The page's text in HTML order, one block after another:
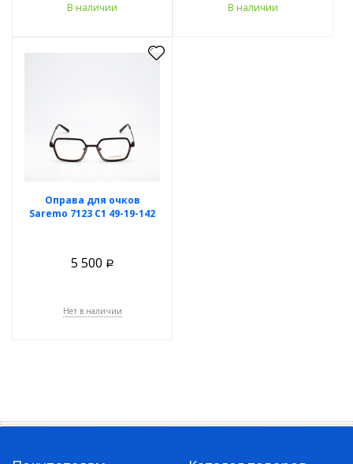
В наличии В наличии
Оправа для очков
Saremo 7123 C1 49-19-142
5 500 Р
Нет в наличии